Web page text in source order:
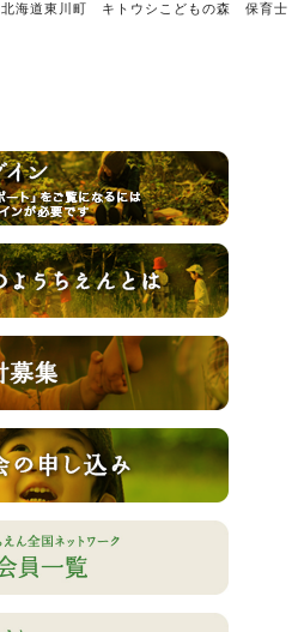
北海道東川町 キトウシこどもの森 保育士